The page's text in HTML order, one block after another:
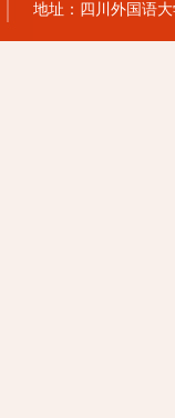
地址：四川外国语